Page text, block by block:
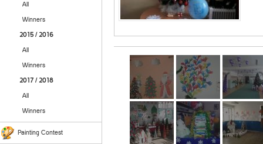
All
Winners
2015 / 2016
All
Winners
2017 / 2018
All
Winners
Painting Contest